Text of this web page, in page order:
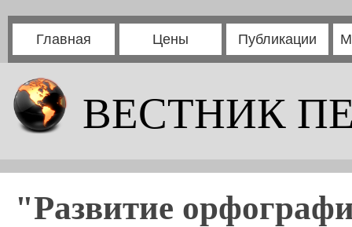
Главная Цены Публикации
ВЕСТНИК
"Развитие